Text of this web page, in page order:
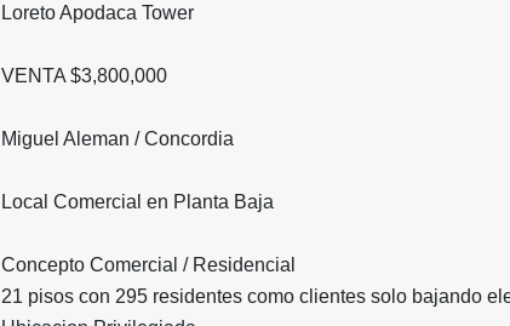
Loreto Apodaca Tower
VENTA $3,800,000
Miguel Aleman / Concordia
Local Comercial en Planta Baja
Concepto Comercial / Residencial
21 pisos con 295 residentes como clientes solo bajando